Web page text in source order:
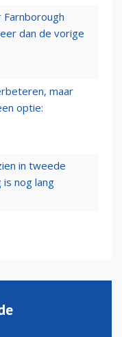
dan de vorige
maar
optie:
in tweede
nog lang